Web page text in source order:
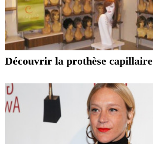
Découvrir la prothèse capillaire